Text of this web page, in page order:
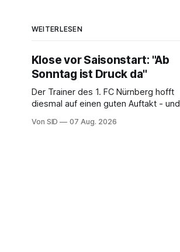
WEITERLESEN
Klose vor Saisonstart: "Ab
Sonntag ist Druck da"
Der Trainer des 1. FC Nürnberg hofft
diesmal auf einen guten Auftakt - und
Von SID 07 Aug. 2026